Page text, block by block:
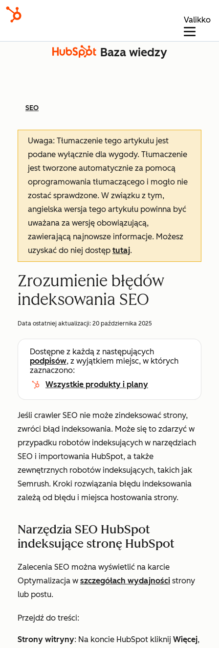
Valikko
Baza wiedzy
SEO
Uwaga: Tłumaczenie tego artykułu jest
podane wyłącznie dla wygody. Tłumaczenie
jest tworzone automatycznie za pomocą
oprogramowania tłumaczącego i mogło nie
zostać sprawdzone. W związku z tym,
angielska wersja tego artykułu powinna być
uważana za wersję obowiązującą,
zawierającą najnowsze informacje. Możesz
uzyskać do niej dostęp tutaj.
Zrozumienie błędów
indeksowania SEO
Data ostatniej aktualizacji: 20 października 2025
Dostępne z każdą z następujących
podpisów, z wyjątkiem miejsc, w których
zaznaczono:
Wszystkie produkty i plany
Jeśli crawler SEO nie może zindeksować strony,
zwróci błąd indeksowania. Może się to zdarzyć w
przypadku robotów indeksujących w narzędziach
SEO i importowania HubSpot, a także
zewnętrznych robotów indeksujących, takich jak
Semrush. Kroki rozwiązania błędu indeksowania
zależą od błędu i miejsca hostowania strony.
Narzędzia SEO HubSpot
indeksujące stronę HubSpot
Zalecenia SEO można wyświetlić na karcie
Optymalizacja w szczegółach wydajności strony
lub postu.
Przejdź do treści:
Strony witryny: Na koncie HubSpot kliknij Więcej,